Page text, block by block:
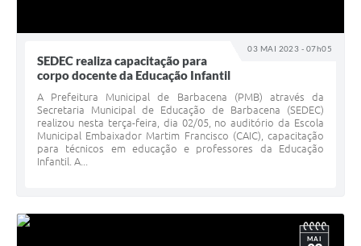
03 MAI 2023 - 07h05
SEDEC realiza capacitação para
corpo docente da Educação Infantil
A Prefeitura Municipal de Barbacena (PMB) através da
Secretaria Municipal de Educação de Barbacena (SEDEC)
realizou nesta terça-feira, dia 02/05, no auditório da Escola
Municipal Embaixador Martim Francisco (CAIC), capacitação
para técnicos em educação e professores da Educação
Infantil. A...
MAI